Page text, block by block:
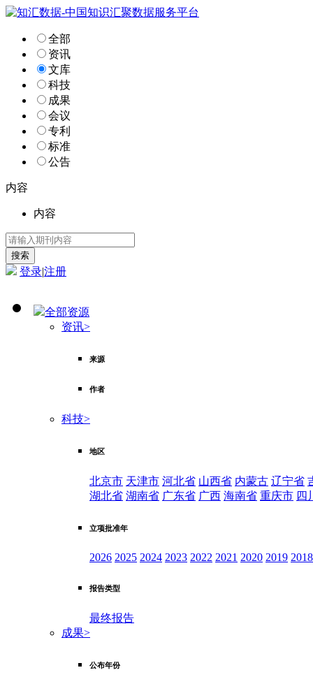
全部
资讯
文库
科技
成果
会议
专利
标准
公告
内容
内容
登录|注册
全部资源
资讯>
来源
作者
科技>
地区
北京市 天津市 河北省 山西省 内蒙古 辽宁省
湖北省 湖南省 广东省 广西 海南省 重庆市 四
立项批准年
2026 2025 2024 2023 2022 2021 2020 2019 2018
报告类型
最终报告
成果>
公布年份